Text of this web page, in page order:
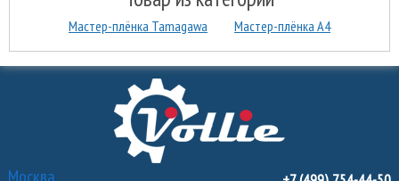
Мастер-плёнка Tamagawa Мастер-плёнка А4
Москва